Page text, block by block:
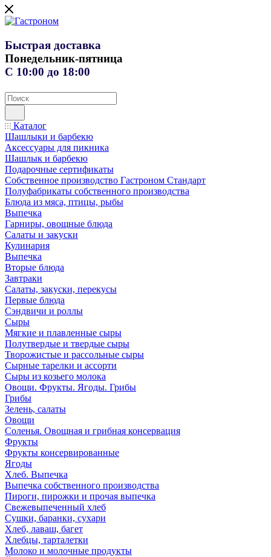
Быстрая доставка
Понедельник-пятница
С 10:00 до 18:00
Каталог
Шашлыки и барбекю
Аксессуары для пикника
Шашлык и барбекю
Подарочные сертификаты
Собственное производство Гастроном Стандарт
Полуфабрикаты собственного производства
Блюда из мяса, птицы, рыбы
Выпечка
Гарниры, овощные блюда
Салаты и закуски
Кулинария
Выпечка
Вторые блюда
Завтраки
Салаты, закуски, перекусы
Первые блюда
Сэндвичи и роллы
Сыры
Мягкие и плавленные сыры
Полутвердые и твердые сыры
Творожистые и рассольные сыры
Сырные тарелки и ассорти
Сыры из козьего молока
Овощи. Фрукты. Ягоды. Грибы
Грибы
Зелень, салаты
Овощи
Соленья. Овощная и грибная консервация
Фрукты
Фрукты консервированные
Ягоды
Хлеб. Выпечка
Выпечка собственного производства
Пироги, пирожки и прочая выпечка
Свежевыпеченный хлеб
Сушки, баранки, сухари
Хлеб, лаваш, багет
Хлебцы, тарталетки
Молоко и молочные продукты